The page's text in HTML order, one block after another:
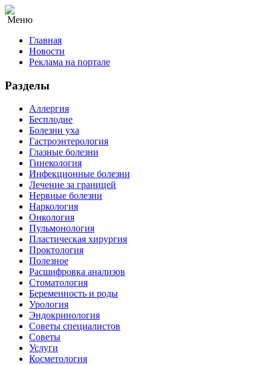
Меню
Главная
Новости
Реклама на портале
Разделы
Аллергия
Бесплодие
Болезни уха
Гастроэнтерология
Глазные болезни
Гинекология
Инфекционные болезни
Лечение за границей
Нервные болезни
Наркология
Онкология
Пульмонология
Пластическая хирургия
Проктология
Полезное
Расшифровка анализов
Стоматология
Беременность и роды
Урология
Эндокринология
Советы специалистов
Советы
Услуги
Косметология